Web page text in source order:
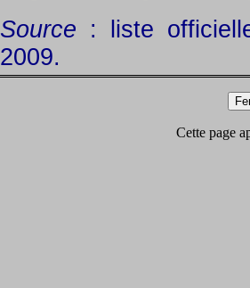
Source : liste
2009.
Cette page